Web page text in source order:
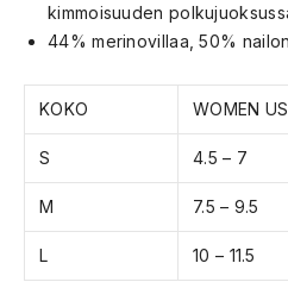
kimmoisuuden
44% merinovillaa, 50%
KOKO WOMEN US
S 4.5 – 7
M 7.5 – 9.5
L 10 – 11.5